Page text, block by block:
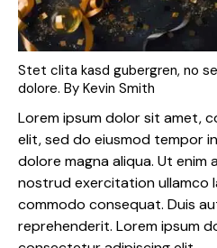
Stet clita kasd gubergren, no
dolore. By Kevin Smith
Lorem ipsum dolor sit amet,
elit, sed do eiusmod tempor
dolore magna aliqua. Ut enim
nostrud exercitation ullamco
commodo consequat. Duis
reprehenderit. Lorem ipsum